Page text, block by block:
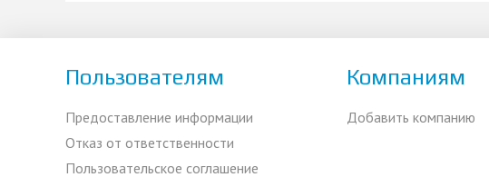
Пользователям
Предоставление информации
Отказ от ответственности
Пользовательское соглашение
Компаниям
Добавить компанию